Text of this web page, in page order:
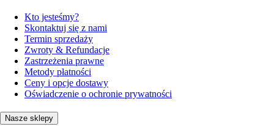
Kto jesteśmy?
Skontaktuj się z nami
Termin sprzedaży
Zwroty & Refundacje
Zastrzeżenia prawne
Metody płatności
Ceny i opcje dostawy
Oświadczenie o ochronie prywatności
Nasze sklepy